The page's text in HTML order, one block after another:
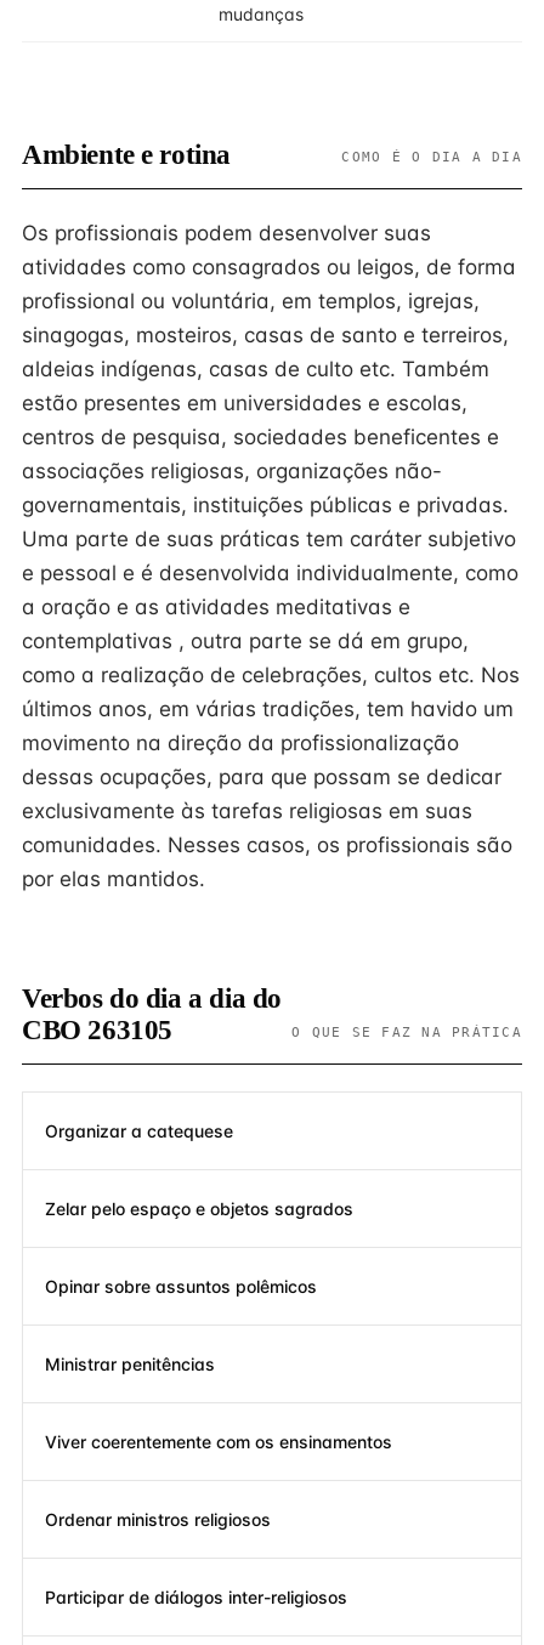
mudanças
Ambiente e rotina COMO É O DIA A DIA
Os profissionais podem desenvolver suas
atividades como consagrados ou leigos, de forma
profissional ou voluntária, em templos, igrejas,
sinagogas, mosteiros, casas de santo e terreiros,
aldeias indígenas, casas de culto etc. Também
estão presentes em universidades e escolas,
centros de pesquisa, sociedades beneficentes e
associações religiosas, organizações não-
governamentais, instituições públicas e privadas.
Uma parte de suas práticas tem caráter subjetivo
e pessoal e é desenvolvida individualmente, como
a oração e as atividades meditativas e
contemplativas , outra parte se dá em grupo,
como a realização de celebrações, cultos etc. Nos
últimos anos, em várias tradições, tem havido um
movimento na direção da profissionalização
dessas ocupações, para que possam se dedicar
exclusivamente às tarefas religiosas em suas
comunidades. Nesses casos, os profissionais são
por elas mantidos.
Verbos do dia a dia do
CBO 263105
O QUE SE FAZ NA PRÁTICA
Organizar a catequese
Zelar pelo espaço e objetos sagrados
Opinar sobre assuntos polêmicos
Ministrar penitências
Viver coerentemente com os ensinamentos
Ordenar ministros religiosos
Participar de diálogos inter-religiosos